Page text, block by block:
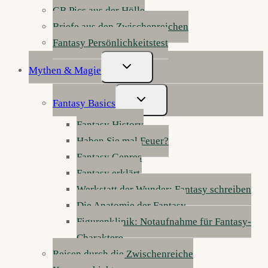
GB Pics aus der Hölle
Briefe aus den Zwischenreichen
Fantasy Persönlichkeitstest
Mythen & Magie
Untermenü
Umschalten
Fantasy Basics
Untermenü
Umschalten
Fantasy History
Haben Sie mal Feuer?
Fantasy Genres
Fantasy erklärt
Werkstatt der Wunder: Fantasy schreiben
Die Anatomie der Fantasy
Figurenklinik: Notaufnahme für Fantasy-
Charaktere
Reisen durch die Zwischenreiche